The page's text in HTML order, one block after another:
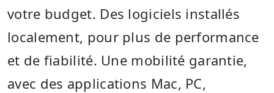
votre budget. Des logiciels installés
localement, pour plus de performance
et de fiabilité. Une mobilité garantie,
avec des applications Mac, PC,